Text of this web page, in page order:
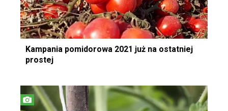
Kampania pomidorowa 2021 już na ostatniej
prostej